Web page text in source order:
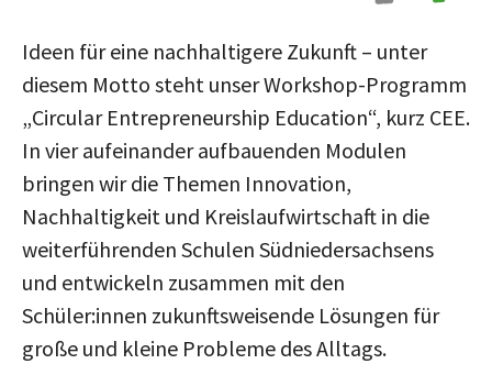
Ideen für eine nachhaltigere Zukunft – unter
diesem Motto steht unser Workshop-Programm
„Circular Entrepreneurship Education“, kurz CEE.
In vier aufeinander aufbauenden Modulen
bringen wir die Themen Innovation,
Nachhaltigkeit und Kreislaufwirtschaft in die
weiterführenden Schulen Südniedersachsens
und entwickeln zusammen mit den
Schüler:innen zukunftsweisende Lösungen für
große und kleine Probleme des Alltags.